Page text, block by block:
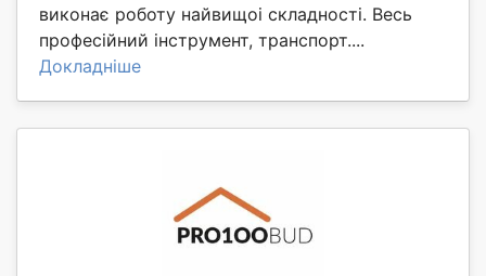
виконає роботу найвищоі складності. Весь
професійний інструмент, транспорт....
Докладніше